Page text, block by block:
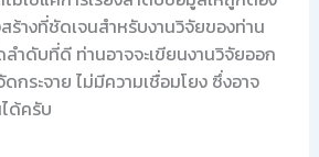
ร้างที่ชัดเจนสำหรับงานวิจัยของท่าน
ำดับที่ดี ท่านอาจจะเขียนงานวิจัยออก
กระจาย ไม่มีความเชื่อมโยง ซึ่งอาจ
ด้ครับ